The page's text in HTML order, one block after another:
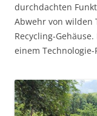
durchdachten
Abwehr von wilden
Recycling-
einem